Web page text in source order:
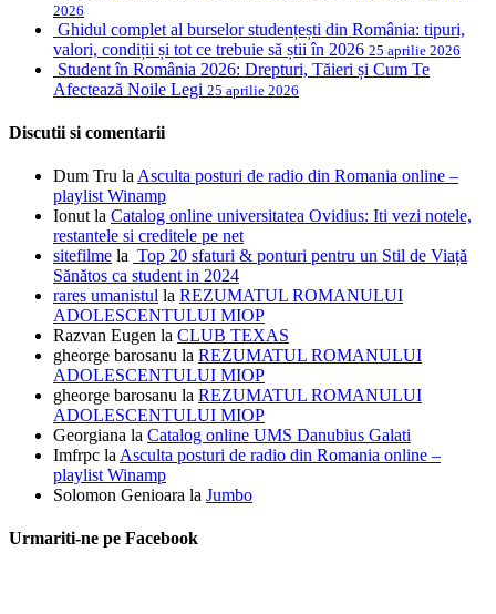
2026
Ghidul complet al burselor studențești din România: tipuri,
valori, condiții și tot ce trebuie să știi în 2026 25 aprilie 2026
Student în România 2026: Drepturi, Tăieri și Cum Te
Afectează Noile Legi 25 aprilie 2026
Discutii si comentarii
Dum Tru la Asculta posturi de radio din Romania online –
playlist Winamp
Ionut la Catalog online universitatea Ovidius: Iti vezi notele,
restantele si creditele pe net
sitefilme la Top 20 sfaturi & ponturi pentru un Stil de Viață
Sănătos ca student in 2024
rares umanistul la REZUMATUL ROMANULUI
ADOLESCENTULUI MIOP
Razvan Eugen la CLUB TEXAS
gheorge barosanu la REZUMATUL ROMANULUI
ADOLESCENTULUI MIOP
gheorge barosanu la REZUMATUL ROMANULUI
ADOLESCENTULUI MIOP
Georgiana la Catalog online UMS Danubius Galati
Imfrpc la Asculta posturi de radio din Romania online –
playlist Winamp
Solomon Genioara la Jumbo
Urmariti-ne pe Facebook